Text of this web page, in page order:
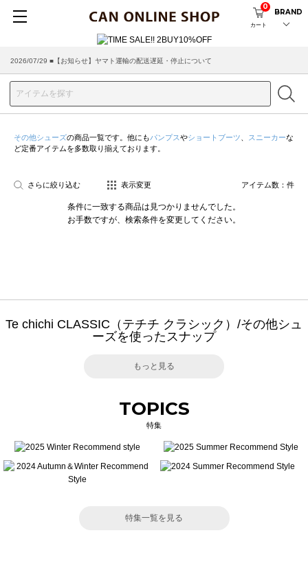
カート
0
BRAND
2026/07/29 ■【お知らせ】ヤマト運輸の配送遅延・停止について
その他シューズの商品一覧です。他にもパンプスやショートブーツ スニーカーな
ど定番アイテムを多数取り揃えております。
さらに絞り込む 表示変更 アイテム数： 件
条件に一致する商品は見つかりませんでした。
お手数ですが、検索条件を変更してください。
Te chichi CLASSIC（テチチ クラシック）/その他シュ
ーズを使ったスナップ
もっと見る
TOPICS
特集
特集一覧を見る